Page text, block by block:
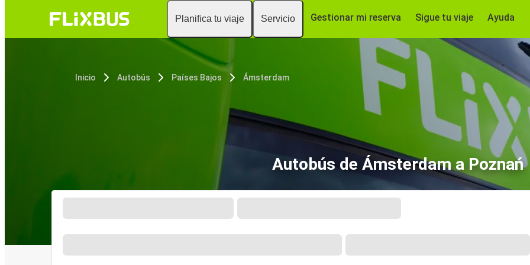
Planifica tu viaje Servicio Gestionar mi reserva Sigue tu viaje Ayuda
Inicio Autobús Países Bajos Ámsterdam
Autobús de Ámsterdam a Poznań